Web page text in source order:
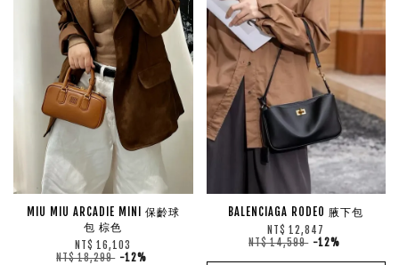
MIU MIU ARCADIE MINI 保齡球
包 棕色
NT$ 16,103
NT$ 18,299 -12%
BALENCIAGA RODEO 腋下包
NT$ 12,847
NT$ 14,599 -12%